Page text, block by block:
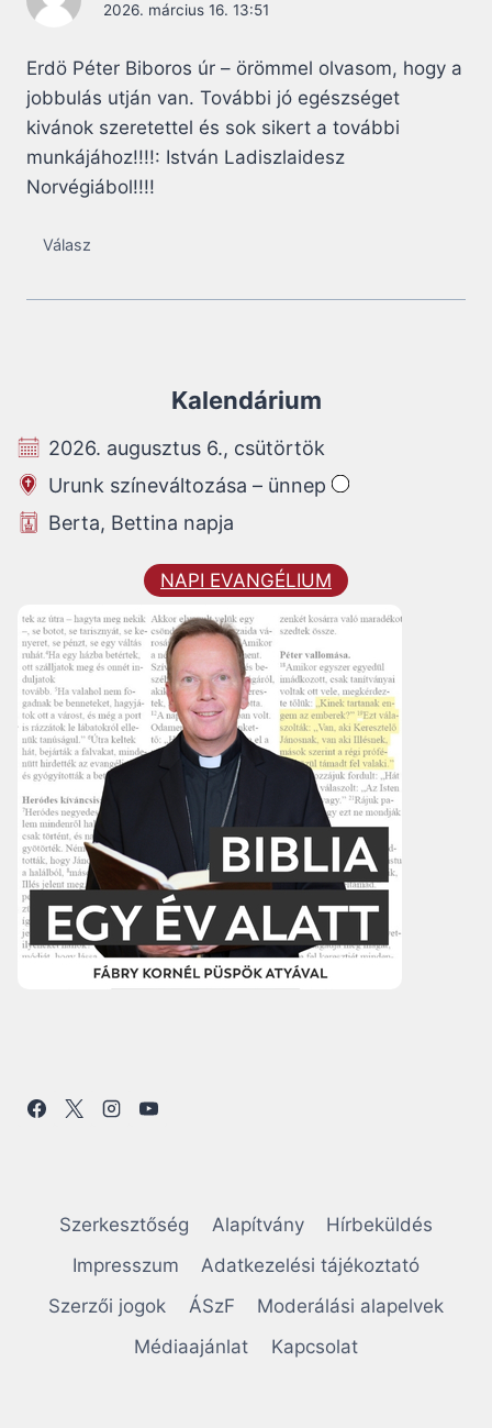
2026. március 16. 13:51
Erdö Péter Biboros úr – örömmel olvasom, hogy a
jobbulás utján van. További jó egészséget
kivánok szeretettel és sok sikert a további
munkájához!!!!: István Ladiszlaidesz
Norvégiábol!!!!
Válasz
Kalendárium
2026. augusztus 6., csütörtök
Urunk színeváltozása – ünnep
Berta, Bettina napja
NAPI EVANGÉLIUM
Szerkesztőség Alapítvány
Hírbeküldés
Impresszum
Adatkezelési tájékoztató
Szerzői jogok
ÁSzF
Moderálási alapelvek
Médiaajánlat
Kapcsolat